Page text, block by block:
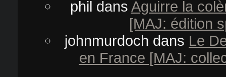
phil dans Aguirre la
[MAJ: édition
johnmurdoch dans Le
en France [MAJ: